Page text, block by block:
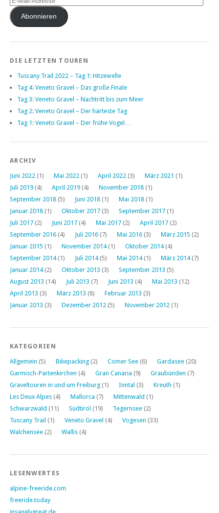
Mail-
AdresseAbonnieren
DIE LETZTEN TOUREN
Tuscany Trail 2022 – Tag 1: Hitzewelle
Tag 4: Veneto Gravel – Das große Finale
Tag 3: Veneto Gravel – Nachtritt bis zum Meer
Tag 2: Veneto Gravel – Der härteste Tag
Tag 1: Veneto Gravel – Der frühe Vogel…
ARCHIV
Juni 2022 (1) Mai 2022 (1) April 2022 (3) März 2021 (1)
Juli 2019 (4) April 2019 (4) November 2018 (1)
September 2018 (5) Juni 2018 (1) Mai 2018 (1)
Januar 2018 (1) Oktober 2017 (3) September 2017 (1)
Juli 2017 (2) Juni 2017 (4) Mai 2017 (2) April 2017 (2)
September 2016 (4) Juli 2016 (7) Mai 2016 (3) März 2015 (2)
Januar 2015 (1) November 2014(1) Oktober 2014(4)
September 2014(1) Juli 2014(5) Mai 2014(1) März 2014(7)
Januar 2014(2) Oktober 2013 (3) September 2013 (5)
August 2013 (14) Juli 2013 (7) Juni 2013 (4) Mai 2013 (12)
April 2013 (3) März 2013 (8) Februar 2013 (3)
Januar 2013 (3) Dezember 2012 (5) November 2012 (1)
KATEGORIEN
Allgemein (5) Bikepacking (2) Comer See (6) Gardasee (20)
Garmisch-Partenkirchen (4) Gran Canaria (9) Graubünden (7)
Graveltouren in und um Freiburg (1) Inntal (3) Kreuth (1)
Les Deux Alpes (4) Mallorca (7) Mittenwald (1)
Schwarzwald (11) Südtirol (19) Tegernsee (2)
Tuscany Trail (1) Veneto Gravel (4) Vogesen (33)
Walchensee (2) Wallis (4)
LESENWERTES
alpine-freeride.com
freeride.today